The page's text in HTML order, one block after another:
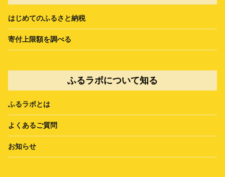
はじめてのふるさと納税
寄付上限額を調べる
ふるラボについて知る
ふるラボとは
よくあるご質問
お知らせ